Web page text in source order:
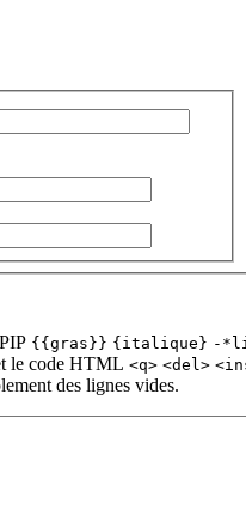
{{gras}} {italique} -
le code HTML <q> <del>
des lignes vides.